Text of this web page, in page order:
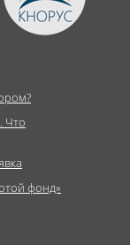
Что
фонд»